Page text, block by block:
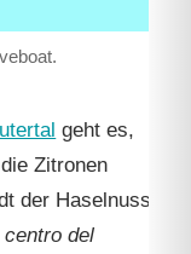
geht es,
Zitronen
der Haselnuss
del